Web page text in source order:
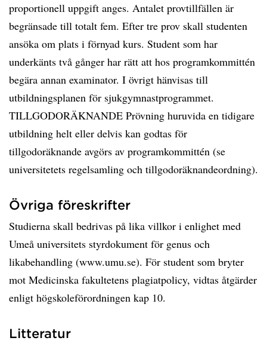
proportionell uppgift anges. Antalet provtillfällen är
begränsade till totalt fem. Efter tre prov skall studenten
ansöka om plats i förnyad kurs. Student som har
underkänts två gånger har rätt att hos programkommittén
begära annan examinator. I övrigt hänvisas till
utbildningsplanen för sjukgymnastprogrammet.
TILLGODORÄKNANDE Prövning huruvida en tidigare
utbildning helt eller delvis kan godtas för
tillgodoräknande avgörs av programkommittén (se
universitetets regelsamling och tillgodoräknandeordning).
Övriga föreskrifter
Studierna skall bedrivas på lika villkor i enlighet med
Umeå universitets styrdokument för genus och
likabehandling (www.umu.se). För student som bryter
mot Medicinska fakultetens plagiatpolicy, vidtas åtgärder
enligt högskoleförordningen kap 10.
Litteratur